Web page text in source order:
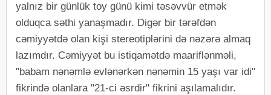
yalnız bir günlük toy günü kimi təsəvvür etmək
olduqca səthi yanaşmadır. Digər bir tərəfdən
cəmiyyətdə olan kişi stereotiplərini də nəzərə almaq
lazımdır. Cəmiyyət bu istiqamətdə maariflənməli,
"babam nənəmlə evlənərkən nənəmin 15 yaşı var idi"
fikrində olanlara "21-ci əsrdir" fikrini aşılamalıdır.